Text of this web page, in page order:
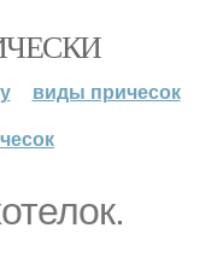
виды причесок